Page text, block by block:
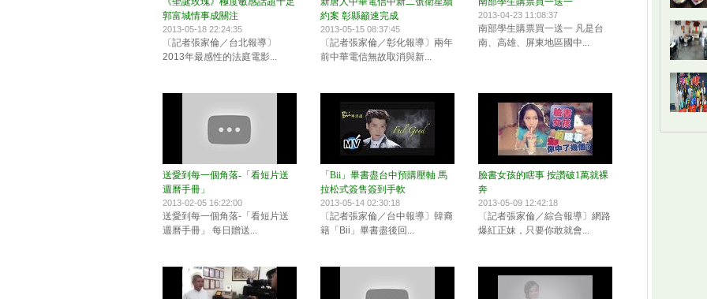
郭富城情事成關注
2013-05-18 22:24:35
〔記者張家倫／台北報導〕
2013年最感性的法庭電影...
約案 彰縣籲速完成
2013-05-15 08:37:45
〔記者張家倫／彰化報導〕兩年
前中華電信無故取消與新...
2013-04-23 11:08:37
南部學生購票買一送一 凡是台
南、高雄、屏東地區國中...
送愛到每一個角落-「看短片送
週曆手冊」
2013-02-05 16:22:00
送愛到每一個角落-「看短片送
週曆手冊」 每日贈送...
「Bii」畢書盡台中預購壓軸 馬
拉松式簽售簽到手軟
2013-05-14 02:30:18
〔記者張家倫／台中報導〕韓裔
籍「Bii」畢書盡後回...
臉書女孩的瞎事 按讚破1萬就裸
奔
2013-05-09 12:42:18
〔記者張家倫／綜合報導〕網路
爆紅正妹，只要你敢就會...